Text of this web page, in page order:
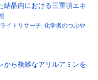
結晶内における三重項エネ
イトリサーチ 化学者のつぶや
から複雑なアリルアミンを